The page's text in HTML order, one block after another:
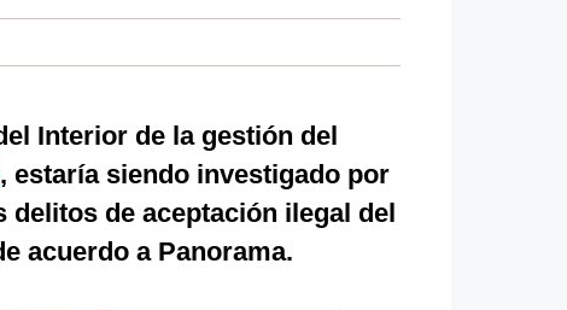
Interior de la gestión del
, estaría siendo investigado por
de aceptación ilegal del
acuerdo a Panorama.